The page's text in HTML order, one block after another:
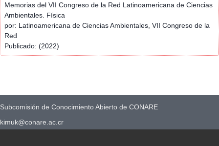
Memorias del VII Congreso de la Red Latinoamericana de Ciencias
Ambientales. Física
por: Latinoamericana de Ciencias Ambientales, VII Congreso de la
Red
Publicado: (2022)
Subcomisión de Conocimiento Abierto de CONARE
kimuk@conare.ac.cr